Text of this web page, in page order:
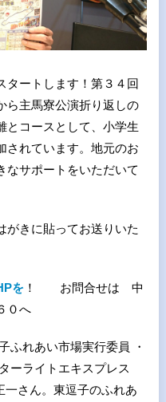
タートします！第３４回
ら主馬寮公演折り返しの
とコースとして、小学生
されています。地元のお
なサポートをいただいて
きに貼ってお送りいた
を！ お問合せは 中
０へ
ふれあい市場実行委員 ・
ーライトエキスプレス
一さん。東逗子のふれあ